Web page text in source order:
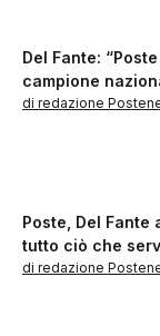
Del Fante:
campione
di redazione
Poste, Del Fante
tutto ciò che
di redazione